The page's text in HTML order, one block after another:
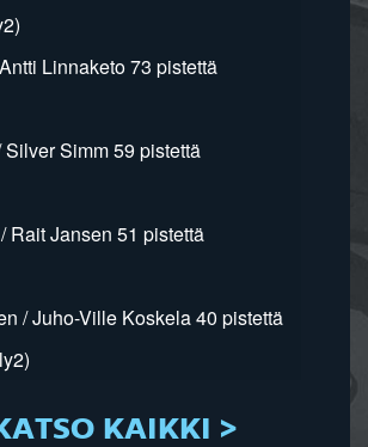
Linnaketo 73 pistettä
Simm 59 pistettä
Rait Jansen 51 pistettä
/ Juho-Ville Koskela 40 pistettä
KAIKKI >